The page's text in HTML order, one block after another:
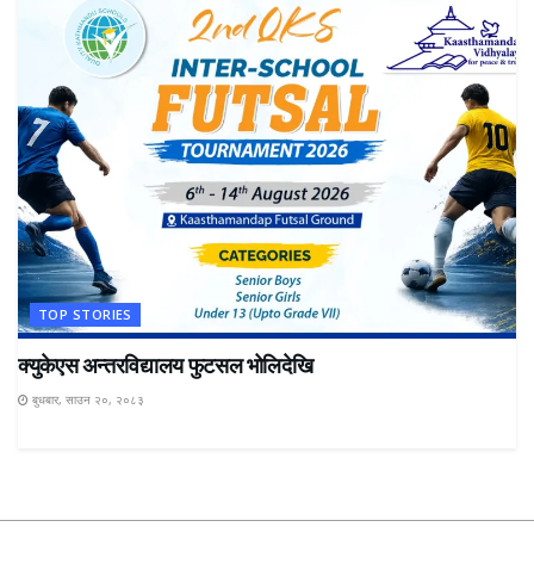
TOP STORIES
क्युकेएस अन्तरविद्यालय फुटसल भोलिदेखि
बुधबार, साउन २०, २०८३